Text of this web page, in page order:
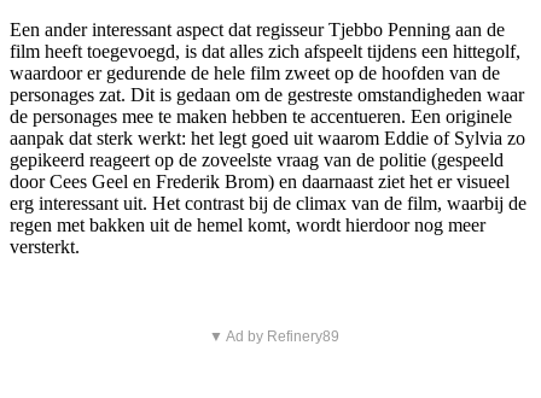
Een ander interessant aspect dat regisseur Tjebbo Penning aan de
film heeft toegevoegd, is dat alles zich afspeelt tijdens een hittegolf,
waardoor er gedurende de hele film zweet op de hoofden van de
personages zat. Dit is gedaan om de gestreste omstandigheden waar
de personages mee te maken hebben te accentueren. Een originele
aanpak dat sterk werkt: het legt goed uit waarom Eddie of Sylvia zo
gepikeerd reageert op de zoveelste vraag van de politie (gespeeld
door Cees Geel en Frederik Brom) en daarnaast ziet het er visueel
erg interessant uit. Het contrast bij de climax van de film, waarbij de
regen met bakken uit de hemel komt, wordt hierdoor nog meer
versterkt.
▼ Ad by Refinery89